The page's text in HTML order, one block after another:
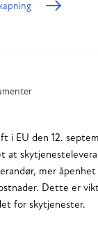
i EU den 12.
at
mer åpenhet
Dette er
for skytjenester.